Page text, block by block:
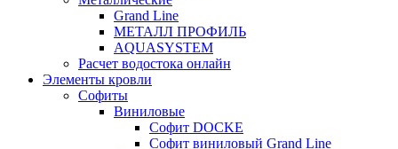
Grand Line
МЕТАЛЛ ПРОФИЛЬ
AQUASYSTEM
Расчет водостока онлайн
Элементы кровли
Софиты
Виниловые
Софит DOCKE
Софит виниловый Grand Line